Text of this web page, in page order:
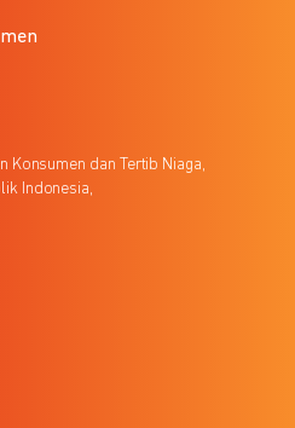
Konsumen dan Tertib Niaga,
Indonesia,